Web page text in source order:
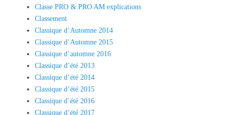
Classe PRO & PRO AM explications
Classement
Classique d’Automne 2014
Classique d’Automne 2015
Classique d’automne 2016
Classique d’été 2013
Classique d’été 2014
Classique d’été 2015
Classique d’été 2016
Classique d’été 2017